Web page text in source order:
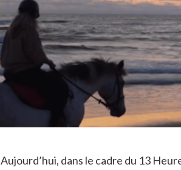
Aujourd’hui, dans le cadre du 13